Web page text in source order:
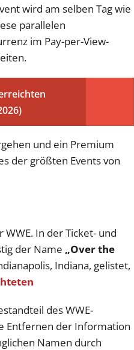
wird am selben Tag wie
parallelen
im Pay-per-View-
und ein Premium
der größten Events von
In der Ticket- und
der Name „Over the
Indiana, gelistet,
des WWE-
Entfernen der Information
Namen durch